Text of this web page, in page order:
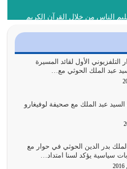
الناس من خلال القرآن الكريم
(أقم الصلاة لذكري) إضافة إلى
الابتعاد عن كتاب الله والتعدي
عن ذكر الله وعن هدى الله
التلفزيوني الأول لقائد المسيرة
عبد الملك الحوثي مع…
عبد الملك مع صحيفة لوفيغارو
الملك بدر الدين الحوثي في حوار مع
سياسية يؤكد لسنا امتداد…